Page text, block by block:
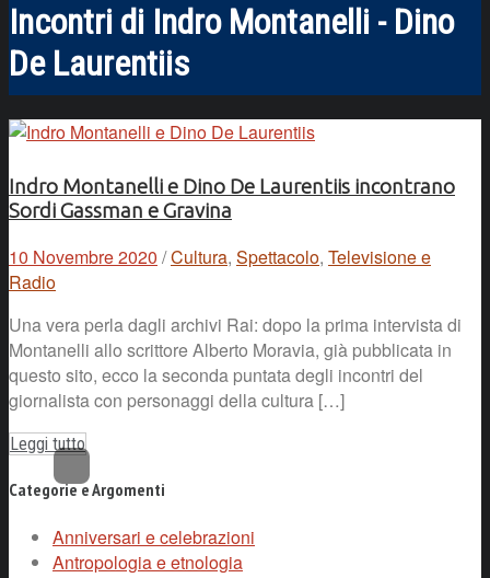
Incontri di Indro Montanelli - Dino
De Laurentiis
Indro Montanelli e Dino De Laurentiis incontrano
Sordi Gassman e Gravina
10 Novembre 2020 /Cultura, Spettacolo, Televisione e
Radio
Una vera perla dagli archivi Rai: dopo la prima intervista di
Montanelli allo scrittore Alberto Moravia, già pubblicata in
questo sito, ecco la seconda puntata degli incontri del
giornalista con personaggi della cultura […]
Leggi tutto
Categorie e Argomenti
Anniversari e celebrazioni
Antropologia e etnologia